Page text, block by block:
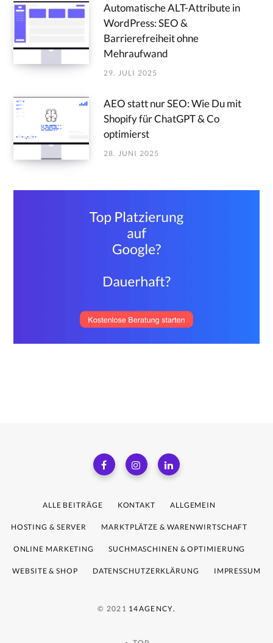
Automatische ALT-Attribute in
WordPress: SEO &
Barrierefreiheit ohne
Mehraufwand
29. JULI 2025
AEO statt nur SEO: Wie Du mit
Shopify für ChatGPT & Co
optimierst
28. JUNI 2025
ALLE BEITRÄGE KONTAKT ALLGEMEIN
HOSTING & SERVER MARKTPLÄTZE & WARENWIRTSCHAFT
ONLINE MARKETING SUCHMASCHINEN & OPTIMIERUNG
WEBSITE & SHOP DATENSCHUTZERKLÄRUNG IMPRESSUM
© 2021 14AGENCY.